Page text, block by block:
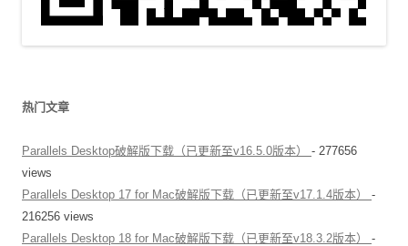
热门文章
Parallels Desktop破解版下载（已更新至v16.5.0版本） - 277656
views
Parallels Desktop 17 for Mac破解版下载（已更新至v17.1.4版本） -
216256 views
Parallels Desktop 18 for Mac破解版下载（已更新至v18.3.2版本） -